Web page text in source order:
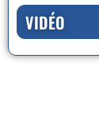
VIDÉO